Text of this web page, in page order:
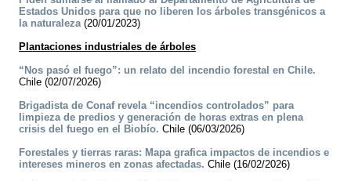
Estados Unidos para que no liberen los árboles transgénicos a
la naturaleza(20/01/2023)
Plantaciones industriales de árboles
“Nos pasó el fuego”: un relato del incendio forestal en Chile.
Chile (02/07/2026)
Brigadista de Conaf revela “incendios controlados” para
limpieza de predios y generación de horas extras en plena
crisis del fuego en el Biobío. Chile (06/03/2026)
Forestales y tierras raras: Mapa grafica impactos de incendios e
intereses mineros en zonas afectadas. Chile (16/02/2026)